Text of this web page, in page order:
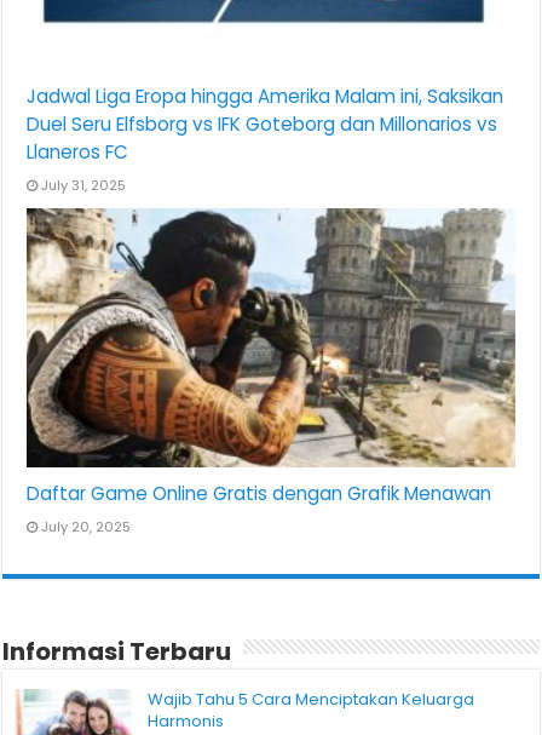
Jadwal Liga Eropa hingga Amerika Malam ini, Saksikan
Duel Seru Elfsborg vs IFK Goteborg dan Millonarios vs
Llaneros FC
July 31, 2025
Daftar Game Online Gratis dengan Grafik Menawan
July 20, 2025
Informasi Terbaru
Wajib Tahu 5 Cara Menciptakan Keluarga
Harmonis